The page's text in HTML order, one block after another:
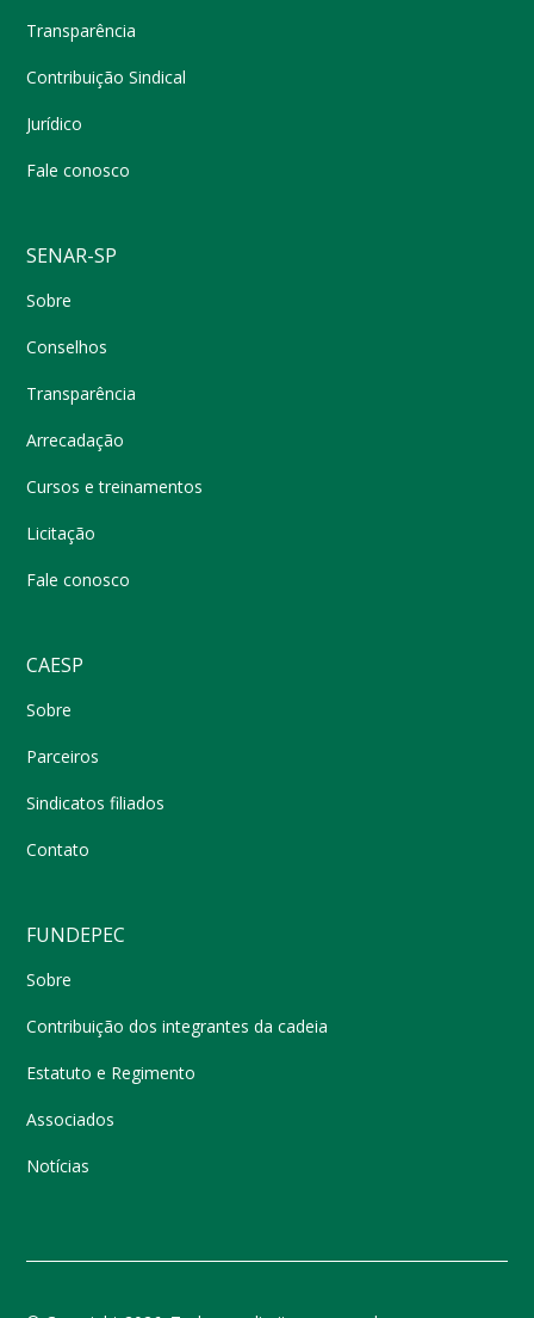
Transparência
Contribuição Sindical
Jurídico
Fale conosco
SENAR-SP
Sobre
Conselhos
Transparência
Arrecadação
Cursos e treinamentos
Licitação
Fale conosco
CAESP
Sobre
Parceiros
Sindicatos filiados
Contato
FUNDEPEC
Sobre
Contribuição dos integrantes da cadeia
Estatuto e Regimento
Associados
Notícias